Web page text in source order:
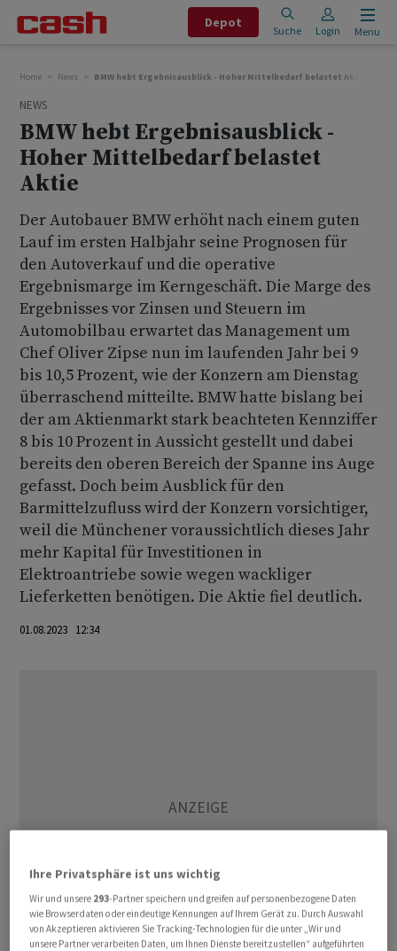
Depot
Suche Login Menu
Home News BMW hebt Ergebnisausblick - Hoher Mittelbedarf belastet Aktie
NEWS
BMW hebt Ergebnisausblick -
Hoher Mittelbedarf belastet
Aktie
Der Autobauer BMW erhöht nach einem guten
Lauf im ersten Halbjahr seine Prognosen für
den Autoverkauf und die operative
Ergebnismarge im Kerngeschäft. Die Marge des
Ergebnisses vor Zinsen und Steuern im
Automobilbau erwartet das Management um
Chef Oliver Zipse nun im laufenden Jahr bei 9
bis 10,5 Prozent, wie der Konzern am Dienstag
überraschend mitteilte. BMW hatte bislang bei
der am Aktienmarkt stark beachteten Kennziffer
8 bis 10 Prozent in Aussicht gestellt und dabei
bereits den oberen Bereich der Spanne ins Auge
gefasst. Doch beim Ausblick für den
Barmittelzufluss wird der Konzern vorsichtiger,
weil die Münchener voraussichtlich dieses Jahr
mehr Kapital für Investitionen in
Elektroantriebe sowie wegen wackliger
Lieferketten benötigen. Die Aktie fiel deutlich.
01.08.2023 12:34
Ihre Privatsphäre ist uns wichtig
Wir und unsere 293-Partner speichern und greifen auf personenbezogene Daten
wie Browserdaten oder eindeutige Kennungen auf Ihrem Gerät zu. Durch Auswahl
von Akzeptieren aktivieren Sie Tracking-Technologien für die unter „Wir und
unsere Partner verarbeiten Daten, um Ihnen Dienste bereitzustellen“ aufgeführten